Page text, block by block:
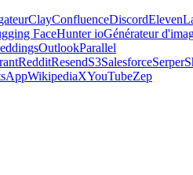
ClayConfluenceDiscord
FaceHunter ioGénérateur
OutlookParallel
RedditResendS3SalesforceSerper
WikipediaXYouTubeZep